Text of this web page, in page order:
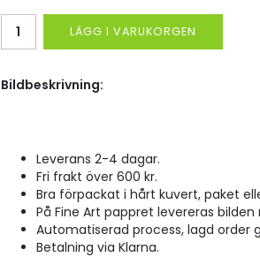
LÄGG I VARUKORGEN
Bildbeskrivning:
Leverans 2-4 dagar.
Fri frakt över 600 kr.
Bra förpackat i hårt kuvert, paket
På Fine Art pappret levereras
Automatiserad process, lagd order
Betalning via Klarna.